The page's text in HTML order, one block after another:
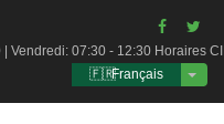
07:30 - 12:30 Horaires
Français